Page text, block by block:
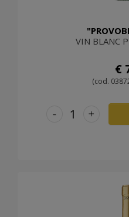
VIN BLANC
€
(cod.
+
-